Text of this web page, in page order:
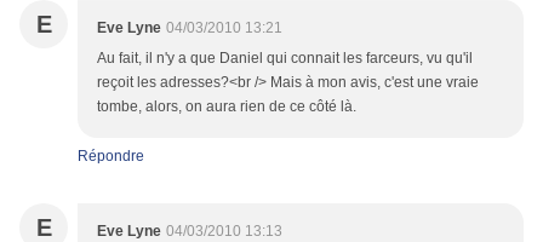
E Eve Lyne 04/03/2010 13:21
Au fait, il n'y a que Daniel qui connait les farceurs, vu qu'il
reçoit les adresses?<br /> Mais à mon avis, c'est une vraie
tombe, alors, on aura rien de ce côté là.
Répondre
E Eve Lyne 04/03/2010 13:13